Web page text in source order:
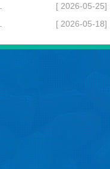
[ 2026-05-25]
[ 2026-05-18]